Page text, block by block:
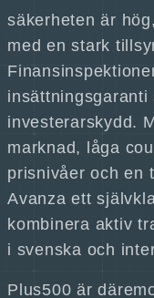
säkerheten är
med en stark
investerarskydd.
marknad, låga
prisnivåer och en
Avanza ett
kombinera aktiv
i svenska och
Plus500 är